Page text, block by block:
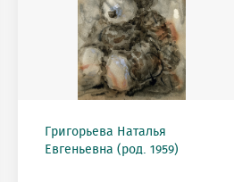
Григорьева Наталья
Евгеньевна (род. 1959)